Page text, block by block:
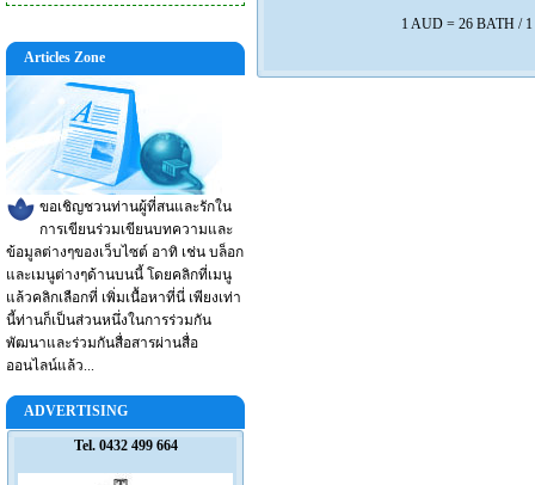
Articles Zone
ขอเชิญชวนท่านผู้ที่สนและรักใน
การเขียนร่วมเขียนบทความและ
ข้อมูลต่างๆของเว็บไซต์ อาทิ เช่น บล็อก
และเมนูต่างๆด้านบนนี้ โดยคลิกที่เมนู
แล้วคลิกเลือกที่ เพิ่มเนื้อหาที่นี่ เพียงเท่า
นี้ท่านก็เป็นส่วนหนึ่งในการร่วมกัน
พัฒนาและร่วมกันสื่อสารผ่านสื่อ
ออนไลน์แล้ว...
ADVERTISING
Tel. 0432 499 664
1 AUD = 26 BATH /